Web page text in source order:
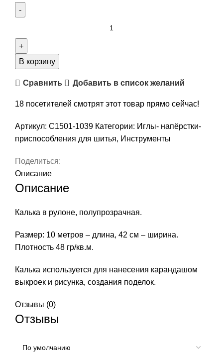
Калька,
плотность
г/
мм
х
м,
арт.
С1501-
В корзину
Сравнить Добавить в список желаний
18 посетителей смотрят этот товар прямо сейчас!
Артикул: С1501-1039 Категории: Иглы- напёрстки-
приспособления для шитья, Инструменты
Поделиться:
Описание
Описание
Калька в рулоне, полупрозрачная.
Размер: 10 метров – длина, 42 см – ширина.
Плотность 48 гр/кв.м.
Калька используется для нанесения карандашом
выкроек и рисунка, создания поделок.
Отзывы (0)
Отзывы